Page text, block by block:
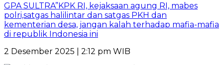
GPA SULTRA”KPK RI, kejaksaan agung RI, mabes
polri,satgas halilintar dan satgas PKH dan
kementerian desa, jangan kalah terhadap mafia-mafia
di republik Indonesia ini
2 Desember 2025 | 2:12 pm WIB